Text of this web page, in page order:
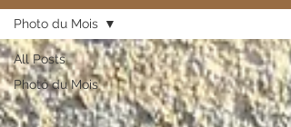
All Posts
Photo du Mois
Photo du Mois